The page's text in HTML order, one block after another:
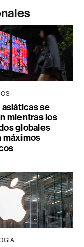
se
mientras los
globales
máximos